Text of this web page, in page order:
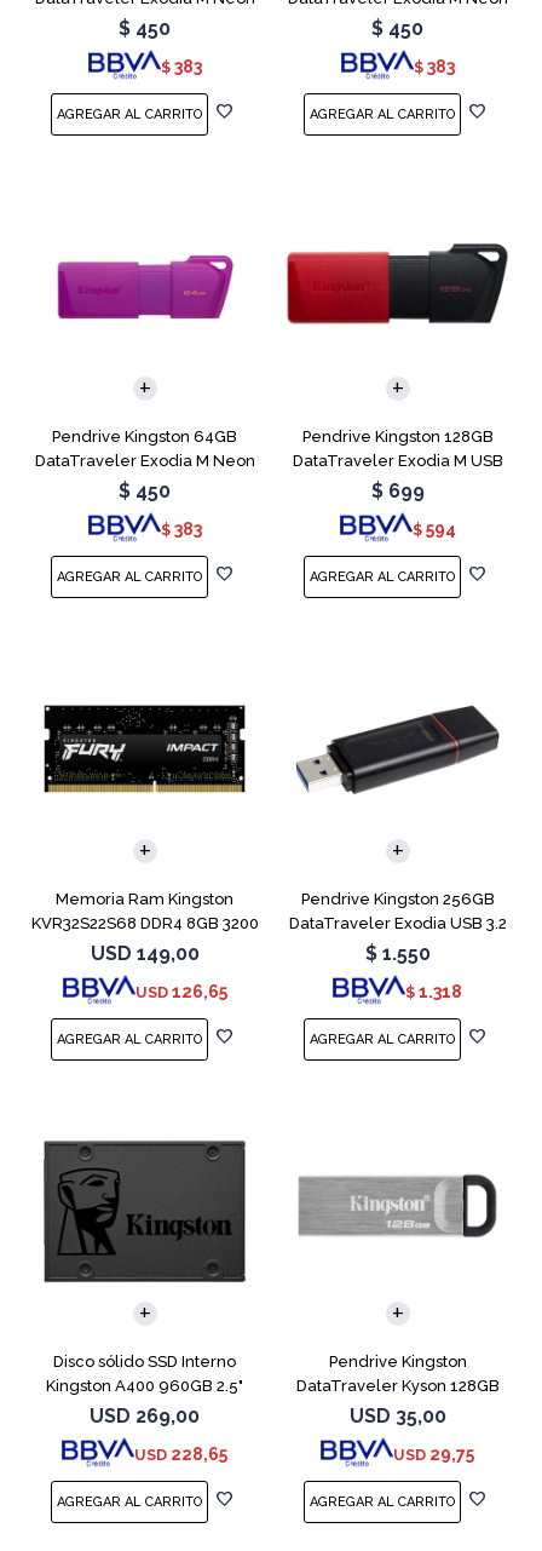
Green
$ 450
$ 383
Pink
$ 450
$ 383
Pendrive Kingston 64GB
DataTraveler Exodia M Neon
Purple
$ 450
$ 383
Pendrive Kingston 128GB
DataTraveler Exodia M USB
3.2
$ 699
$ 594
Memoria Ram Kingston
KVR32S22S68 DDR4 8GB 3200
MHz Sodimm
USD 149,00
USD 126,65
Pendrive Kingston 256GB
DataTraveler Exodia USB 3.2
$ 1.550
$ 1.318
Disco sólido SSD Interno
Kingston A400 960GB 2.5"
SATA 3
USD 269,00
USD 228,65
Pendrive Kingston
DataTraveler Kyson 128GB
USB 3.2
USD 35,00
USD 29,75